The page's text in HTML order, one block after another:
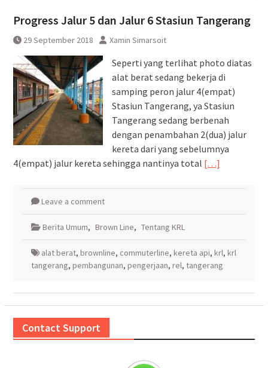
Manggarai Terganggu Akibat KRL
Progress Jalur 5 dan Jalur 6 Stasiun Tangerang
29 September 2018 Xamin Simarsoit
Seperti yang terlihat photo diatas
alat berat sedang bekerja di
samping peron jalur 4(empat)
Stasiun Tangerang, ya Stasiun
Tangerang sedang berbenah
dengan penambahan 2(dua) jalur
kereta dari yang sebelumnya
4(empat) jalur kereta sehingga nantinya total […]
Leave a comment
Berita Umum, Brown Line, Tentang KRL
alat berat, brownline, commuterline, kereta api, krl, krl
tangerang, pembangunan, pengerjaan, rel, tangerang
Contact Support